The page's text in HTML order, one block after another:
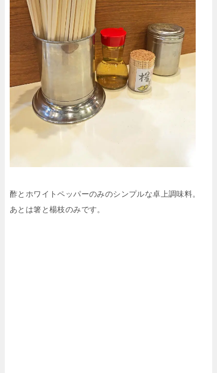
酢とホワイトペッパーのみのシンプルな卓上調味料。
あとは箸と楊枝のみです。